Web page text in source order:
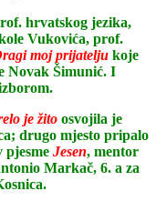
hrvatskog jezika,
Vukovića, prof.
moj prijatelju koje
Novak Šimunić. I
je žito osvojila je
drugo mjesto pripalo
pjesme Jesen, mentor
Markač, 6. a za